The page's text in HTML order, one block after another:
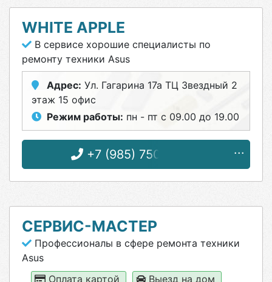
WHITE APPLE
В сервисе хорошие специалисты по
ремонту техники Asus
Адрес: Ул. Гагарина 17а ТЦ Звездный 2
этаж 15 офис
Режим работы: пн - пт с 09.00 до 19.00
+7 (985) 750-30-28
СЕРВИС-МАСТЕР
Профессионалы в сфере ремонта техники
Asus
Оплата картой
Выезд на дом